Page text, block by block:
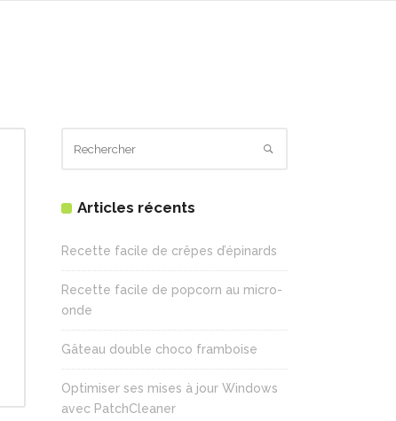
Articles récents
Recette facile de crêpes d’épinards
Recette facile de popcorn au micro-
onde
Gâteau double choco framboise
Optimiser ses mises à jour Windows
avec PatchCleaner